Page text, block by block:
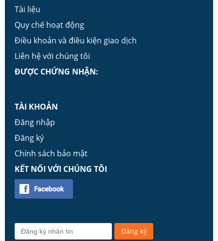
Tài liệu
Quy chế hoạt động
Điều khoản và điều kiện giao dịch
Liên hệ với chúng tôi
ĐƯỢC CHỨNG NHẬN:
TÀI KHOẢN
Đăng nhập
Đăng ký
Chính sách bảo mật
KẾT NỐI VỚI CHÚNG TÔI